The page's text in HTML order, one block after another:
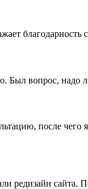
благодарность
вопрос, надо
после чего
редизайн